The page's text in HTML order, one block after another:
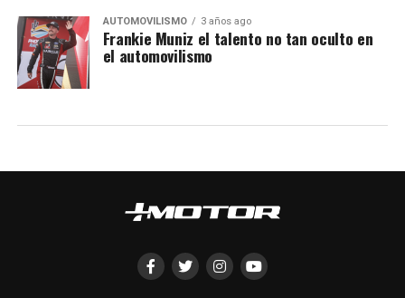
AUTOMOVILISMO 3 años ago
Frankie Muniz el talento no tan oculto en
el automovilismo